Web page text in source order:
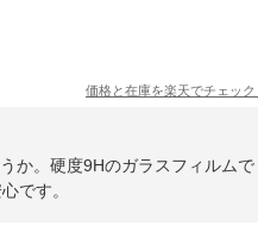
価格と在庫を楽天でチェック
か。硬度9Hのガラスフィルムで
です。